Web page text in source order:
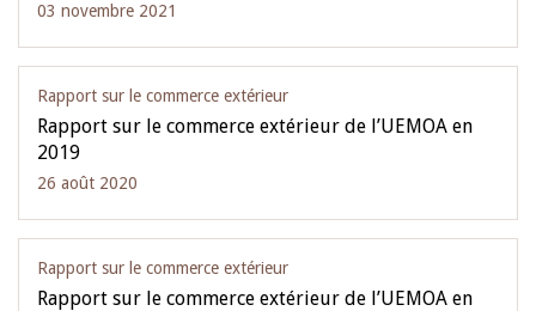
03 novembre 2021
Rapport sur le commerce extérieur
Rapport sur le commerce extérieur de l’UEMOA en
2019
26 août 2020
Rapport sur le commerce extérieur
Rapport sur le commerce extérieur de l’UEMOA en